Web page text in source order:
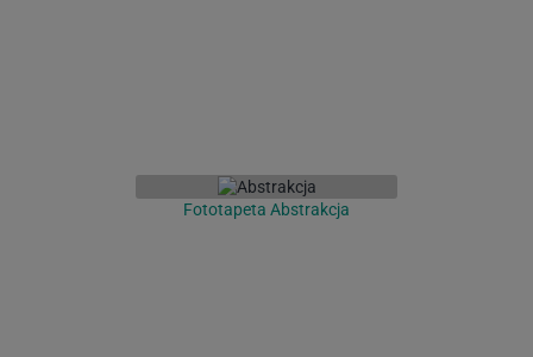
Fototapeta Abstrakcja